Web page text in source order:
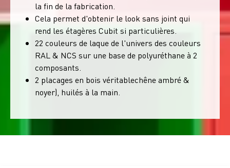
la fin de la fabrication.
Cela permet d'obtenir le look sans joint qui
rend les étagères Cubit si particulières.
22 couleurs de laque de l'univers des couleurs
RAL & NCS sur une base de polyuréthane à 2
composants.
2 placages en bois véritablechêne ambré &
noyer), huilés à la main.